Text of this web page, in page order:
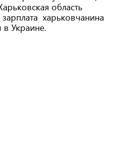
область
харьковчанина
Украине.